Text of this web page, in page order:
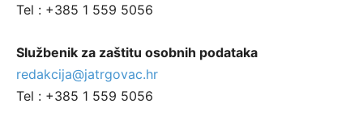
Tel : +385 1 559 5056
Službenik za zaštitu osobnih podataka
redakcija@jatrgovac.hr
Tel : +385 1 559 5056